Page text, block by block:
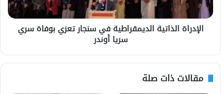
الإدراة الذاتية الديمقراطية في سنجار تعزي بوفاة سري
سريا أوندر
مقالات ذات صلة